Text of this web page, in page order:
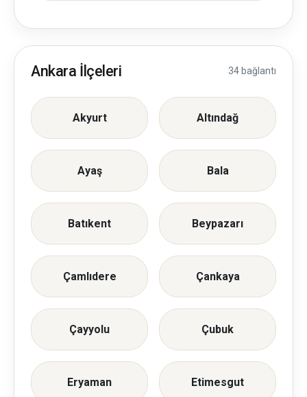
Ankara İlçeleri 34 bağlantı
Akyurt Altındağ
Ayaş Bala
Batıkent Beypazarı
Çamlıdere Çankaya
Çayyolu Çubuk
Eryaman Etimesgut